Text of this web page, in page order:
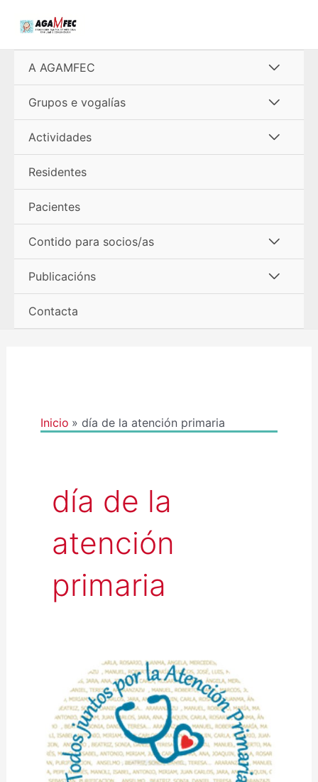
A AGAMFEC
menú
Grupos e vogalías
menú
Actividades
Residentes
Pacientes
Contido para socios/as
menú
Publicacións
Contacta
Inicio día de la atención primaria
día de la
atención
primaria
19
DE
ABRIL
2017
DÍA
NACIONAL
DA